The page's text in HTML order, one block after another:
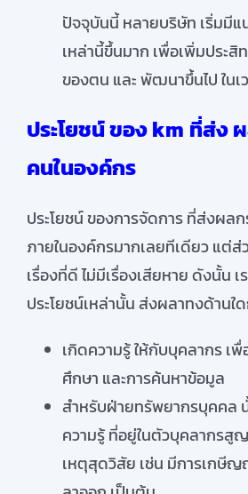
ปัจจุบันนี้ หลายบริษัท เริ่มมี
เหล่านี้ขึ้นมาก เพื่อเพิ่มประสิ
ของตน และ พัฒนาขึ้นไป ในเ
ประโยชน์ ของ km ที่ส่ง
คนในองค์กร
ประโยชน์ ของการจัดการ ที่ส่งผล
ภายในองค์กรมากเลยทีเดียว แต่
เรื่องที่ดี ไม่มีเรื่องเสียหาย ดังนั้น
ประโยชน์เหล่านั้น ส่งผลาทงด้านใ
เกิดความรู้ ให้กับบุคลากร เ
ศึกษา และการค้นหาข้อมูล
สำหรับฝ่ายทรัพยากรบุคคล
ความรู้ ที่อยู่ในตัวบุคลากรสู
เหตุสุดวิสัย เช่น มีการเกษี